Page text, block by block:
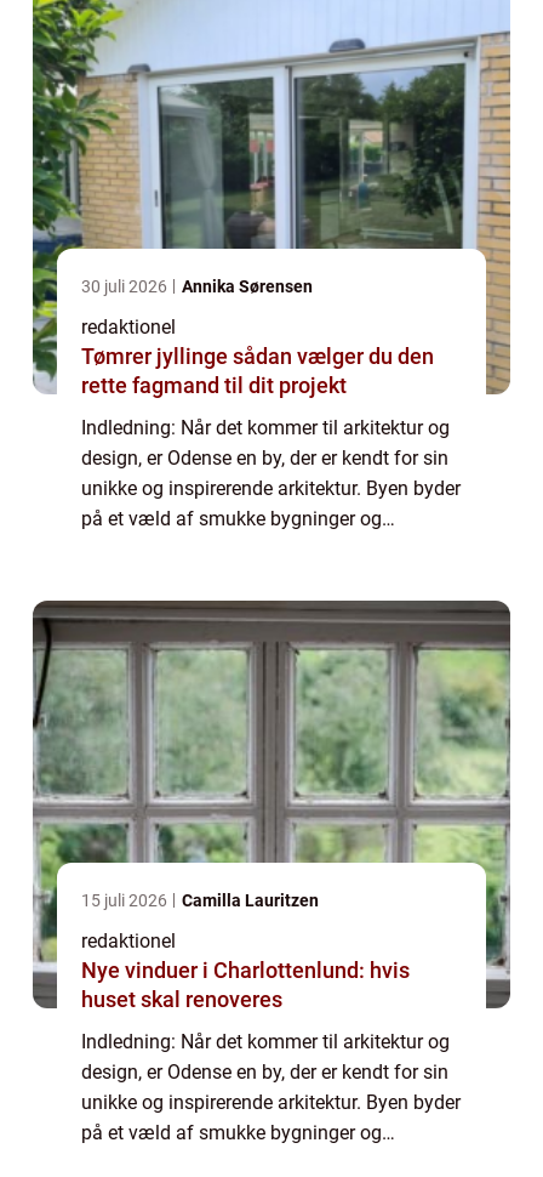
30 juli 2026 Annika Sørensen
redaktionel
Tømrer jyllinge sådan vælger du den
rette fagmand til dit projekt
Indledning: Når det kommer til arkitektur og
design, er Odense en by, der er kendt for sin
unikke og inspirerende arkitektur. Byen byder
på et væld af smukke bygninger og
15 juli 2026 Camilla Lauritzen
redaktionel
Nye vinduer i Charlottenlund: hvis
huset skal renoveres
Indledning: Når det kommer til arkitektur og
design, er Odense en by, der er kendt for sin
unikke og inspirerende arkitektur. Byen byder
på et væld af smukke bygninger og